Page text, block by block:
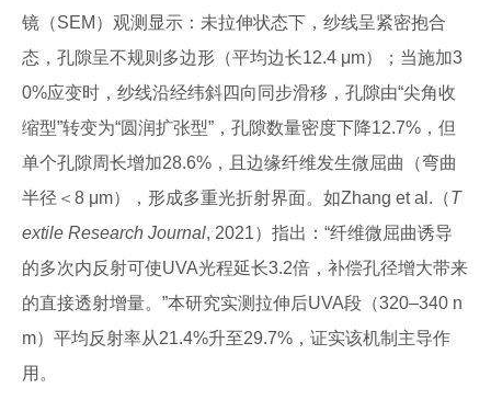
镜（SEM）观测显示：未拉伸状态下，纱线呈紧密抱合
态，孔隙呈不规则多边形（平均边长12.4 μm）；当施加3
0%应变时，纱线沿经纬斜四向同步滑移，孔隙由“尖角收
缩型”转变为“圆润扩张型”，孔隙数量密度下降12.7%，但
单个孔隙周长增加28.6%，且边缘纤维发生微屈曲（弯曲
半径＜8 μm），形成多重光折射界面。如Zhang et al.（T
extile Research Journal, 2021）指出：“纤维微屈曲诱导
的多次内反射可使UVA光程延长3.2倍，补偿孔径增大带来
的直接透射增量。”本研究实测拉伸后UVA段（320–340 n
m）平均反射率从21.4%升至29.7%，证实该机制主导作
用。